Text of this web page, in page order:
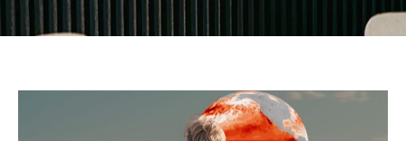
MONTE SUA CARTEIRA
CONTEÚDOS
CONTATO